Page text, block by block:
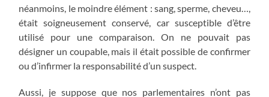
néanmoins, le moindre élément : sang, sperme, cheveu…,
était soigneusement conservé, car susceptible d’être
utilisé pour une comparaison. On ne pouvait pas
désigner un coupable, mais il était possible de confirmer
ou d’infirmer la responsabilité d’un suspect.
Aussi, je suppose que nos parlementaires n’ont pas